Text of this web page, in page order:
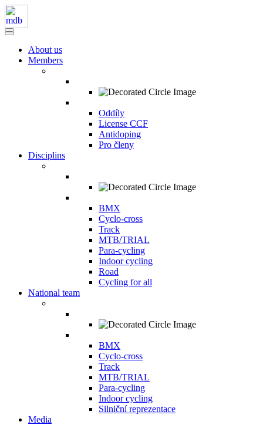
About us
Members
Oddíly
License CCF
Antidoping
Pro členy
Disciplins
BMX
Cyclo-cross
Track
MTB/TRIAL
Para-cycling
Indoor cycling
Road
Cycling for all
National team
BMX
Cyclo-cross
Track
MTB/TRIAL
Para-cycling
Indoor cycling
Silniční reprezentace
Media